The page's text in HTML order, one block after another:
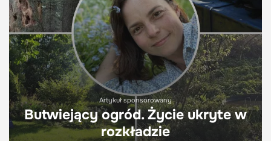
Artykuł sponsorowany
Butwiejący ogród. Życie ukryte w
rozkładzie